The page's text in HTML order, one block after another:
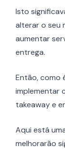
Isto
alterar o seu
aumentar
entrega.
Então, como
implementar
takeaway e
Aqui está
melhorarão